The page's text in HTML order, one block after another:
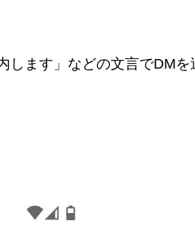
します」などの文言でDMを